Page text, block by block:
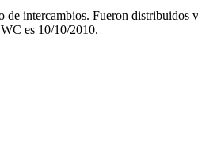
intercambios. Fueron distribuidos
es 10/10/2010.